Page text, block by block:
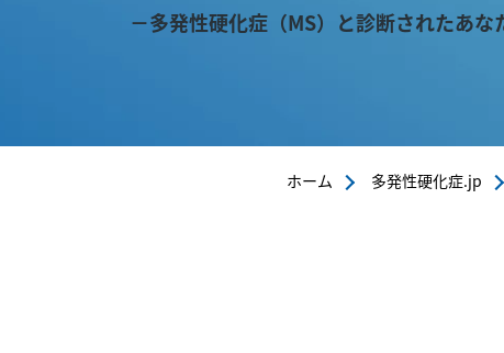
－多発性硬化症（MS）と診断されたあな
ホーム 多発性硬化症.jp